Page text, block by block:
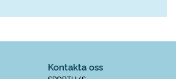
Kontakta oss